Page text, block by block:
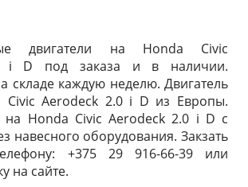
двигатели на Honda Civic
i D под заказа и в наличии.
складе каждую неделю. Двигатель
Civic Aerodeck 2.0 i D из Европы.
на Honda Civic Aerodeck 2.0 i D с
навесного оборудования. Закзать
+375 29 916-66-39 или
на сайте.